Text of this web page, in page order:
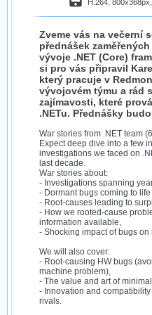
H.264,
Zveme vás na večerní
přednášek
vývoje .NET (Core)
si pro vás připravil
který pracuje v
vývojovém týmu a rád
zajímavosti, které
.NETu. Přednášky
War stories from .NET team
Expect deep dive into a few
investigations we faced on
last decade.
War stories about:
- Investigations spanning
- Dormant bugs coming to
- Root-causes leading to
- How we rooted-cause
information available,
- Shocking impact of bugs on
We will also cover:
- Root-causing HW bugs
machine problem),
- The value and art of
- Innovation and compatibility
rivals.